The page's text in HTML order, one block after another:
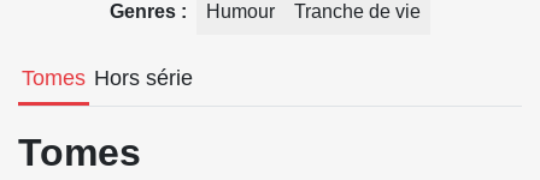
Genres Humour Tranche de vie
Tomes Hors série
Tomes